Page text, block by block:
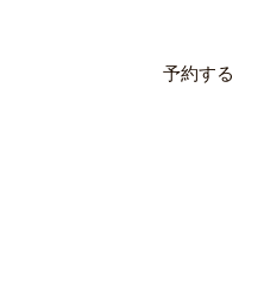
予約する